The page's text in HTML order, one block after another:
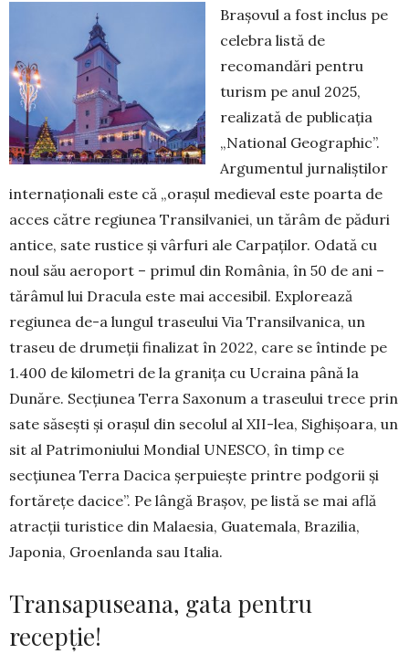
Brașovul a fost inclus pe
celebra listă de
recomandări pentru
turism pe anul 2025,
realizată de publicația
„National Geographic”.
Argumentul jurnaliștilor
internaționali este că „orașul medieval este poarta de
acces către regiunea Transilvaniei, un tărâm de păduri
antice, sate rustice și vârfuri ale Carpaților. Odată cu
noul său aeroport – primul din România, în 50 de ani –
tărâmul lui Dracula este mai accesibil. Explorează
regiunea de-a lungul traseului Via Transilvanica, un
traseu de drumeții finalizat în 2022, care se întinde pe
1.400 de kilometri de la granița cu Ucraina până la
Dunăre. Secțiunea Terra Saxonum a traseului trece prin
sate săsești și orașul din secolul al XII-lea, Sighișoara, un
sit al Patrimoniului Mondial UNESCO, în timp ce
secțiunea Terra Dacica șerpuiește printre podgorii și
fortărețe dacice”. Pe lângă Brașov, pe listă se mai află
atracții turistice din Malaesia, Guatemala, Brazilia,
Japonia, Groenlanda sau Italia.
Transapuseana, gata pentru
recepție!